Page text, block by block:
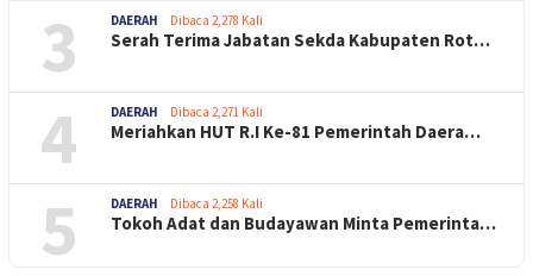
3 DAERAH Dibaca 2,278 Kali
Serah Terima Jabatan Sekda Kabupaten Rot…
4 DAERAH Dibaca 2,271 Kali
Meriahkan HUT R.I Ke-81 Pemerintah Daera…
5 DAERAH Dibaca 2,258 Kali
Tokoh Adat dan Budayawan Minta Pemerinta…